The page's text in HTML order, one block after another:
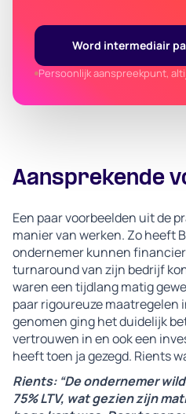
Word intermediair
Persoonlijk aanspreekpunt,
Aansprekende
Een paar voorbeelden uit de
manier van werken. Zo heeft
ondernemer kunnen
turnaround van zijn bedrijf
waren een tijdlang matig
paar rigoureuze maatregelen
genomen ging het duidelijk
vertrouwen in en ook een
heeft toen ja gezegd. Rients
Rients: “De ondernemer
75% LTV, wat gezien zijn